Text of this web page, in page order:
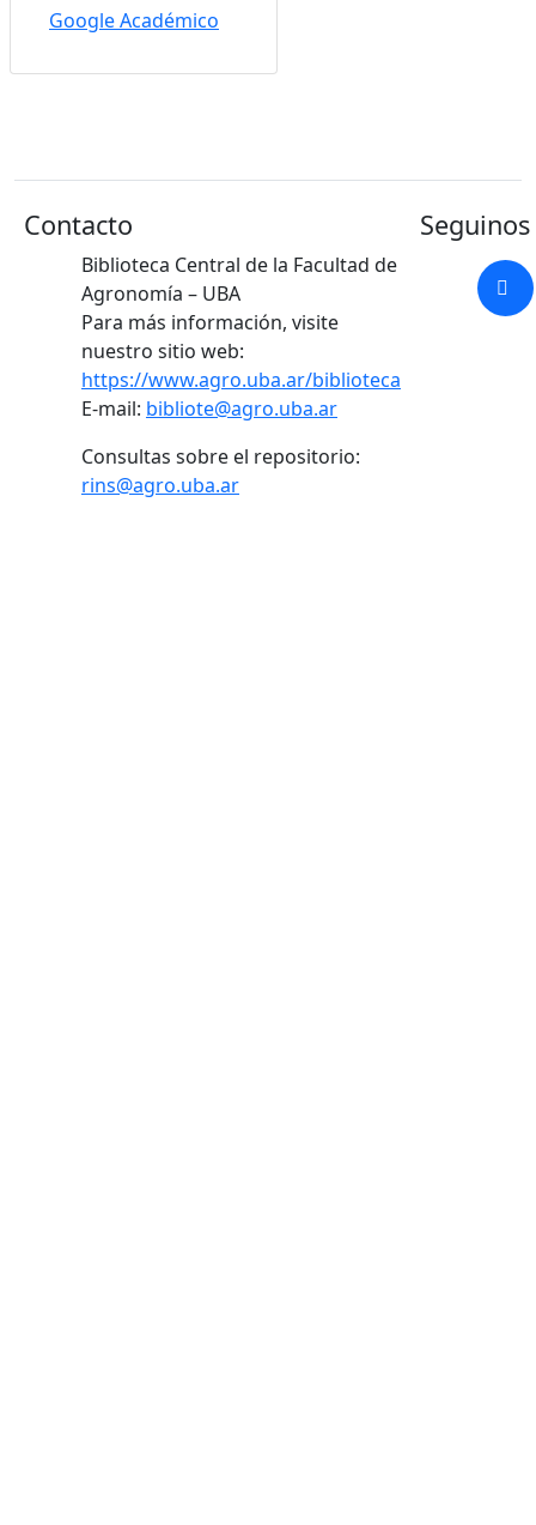
Google Académico
Contacto
Biblioteca Central de la Facultad de
Agronomía – UBA
Para más información, visite
nuestro sitio web:
https://www.agro.uba.ar/biblioteca
E-mail: bibliote@agro.uba.ar
Consultas sobre el repositorio:
rins@agro.uba.ar